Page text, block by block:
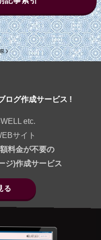
ログ作成サービス !
etc.
サイト
料金が不要の
ジ)作成サービス
る